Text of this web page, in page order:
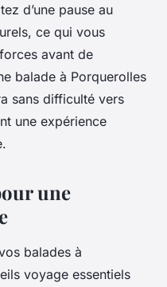
d’une pause au
ce qui vous
avant de
balade à Porquerolles
sans difficulté vers
une expérience
une
balades à
voyage essentiels